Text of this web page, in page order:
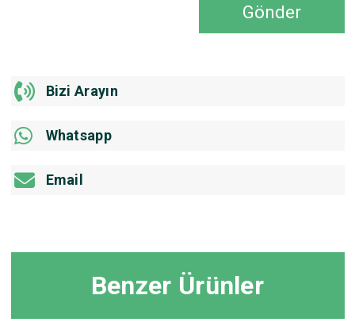
Gönder
Bizi Arayın
Whatsapp
Email
Benzer Ürünler